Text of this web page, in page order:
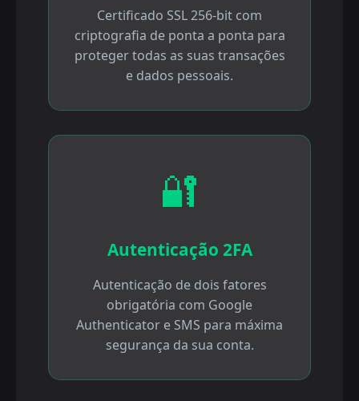
Certificado SSL 256-bit com
criptografia de ponta a ponta para
proteger todas as suas transações
e dados pessoais.
🔐
Autenticação 2FA
Autenticação de dois fatores
obrigatória com Google
Authenticator e SMS para máxima
segurança da sua conta.